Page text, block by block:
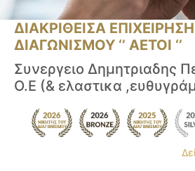
ΔΙΑΚΡΙΘΕΙΣΑ
ΔΙΑΓΩΝΙΣΜΟΥ ‘’ ΑΕΤΟΙ ‘’
Συνεργειο Δημητριαδης
Ο.Ε (& ελαστικα